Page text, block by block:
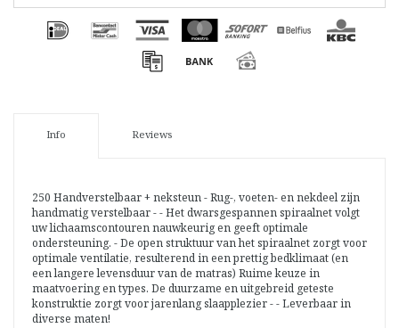
Info Reviews
250 Handverstelbaar + neksteun - Rug-, voeten- en nekdeel zijn
handmatig verstelbaar - - Het dwarsgespannen spiraalnet volgt
uw lichaamscontouren nauwkeurig en geeft optimale
ondersteuning. - De open struktuur van het spiraalnet zorgt voor
optimale ventilatie, resulterend in een prettig bedklimaat (en
een langere levensduur van de matras) Ruime keuze in
maatvoering en types. De duurzame en uitgebreid geteste
konstruktie zorgt voor jarenlang slaapplezier - - Leverbaar in
diverse maten!